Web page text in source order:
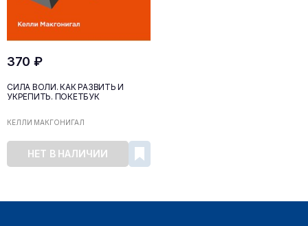
370 ₽
СИЛА ВОЛИ. КАК РАЗВИТЬ И
УКРЕПИТЬ. ПОКЕТБУК
КЕЛЛИ МАКГОНИГАЛ
НЕТ В НАЛИЧИИ